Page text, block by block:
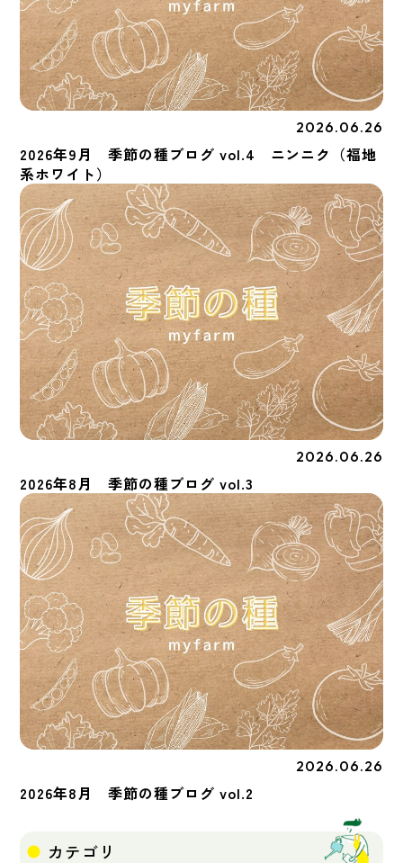
2026.06.26
2026年9月 季節の種ブログ vol.4 ニンニク（福地
系ホワイト）
2026.06.26
2026年8月 季節の種ブログ vol.3
2026.06.26
2026年8月 季節の種ブログ vol.2
カテゴリ